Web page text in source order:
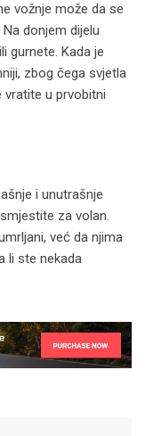
vožnje može da se
donjem dijelu
gurnete. Kada je
zbog čega svjetla
vratite u prvobitni
i unutrašnje
za volan.
već da njima
li ste nekada